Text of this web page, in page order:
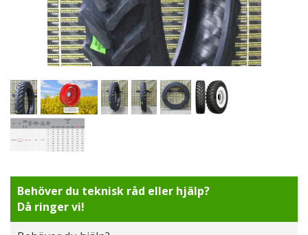
Behöver du teknisk råd eller hjälp?
Då ringer vi!